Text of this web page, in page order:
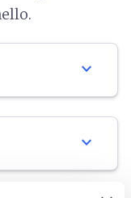
expand_more
expand_more